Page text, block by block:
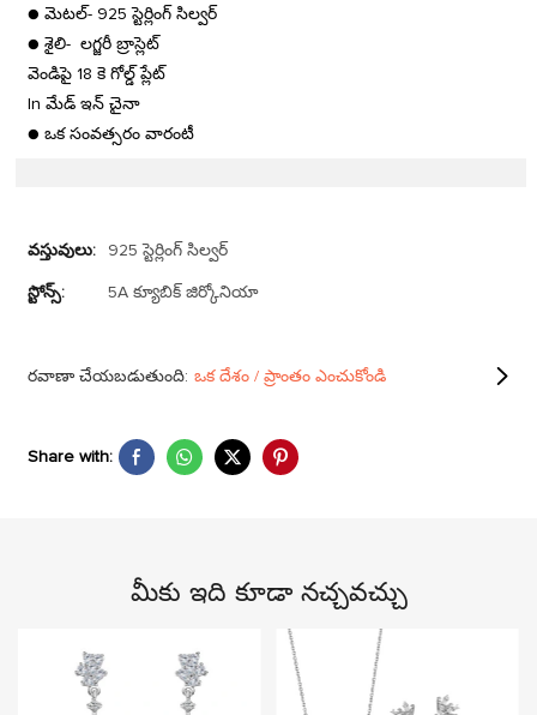
● మెటల్- 925 స్టెర్లింగ్ సిల్వర్
● శైలి- లగ్జరీ బ్రాస్లెట్
వెండిపై 18 కె గోల్డ్ ప్లేట్
In మేడ్ ఇన్ చైనా
● ఒక సంవత్సరం వారంటీ
వస్తువులు: 925 స్టెర్లింగ్ సిల్వర్
స్టోన్స్: 5A క్యూబిక్ జిర్కోనియా
రవాణా చేయబడుతుంది: ఒక దేశం / ప్రాంతం ఎంచుకోండి
Share with:
మీకు ఇది కూడా నచ్చవచ్చు